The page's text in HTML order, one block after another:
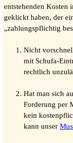
entstehenden Kosten
geklickt haben, der
„zahlungspflichtig
Nicht
mit Schufa-
rechtlich
Hat man sich
Forderung per
kein
kann unser